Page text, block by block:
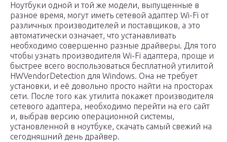
Ноутбуки одной и той же модели, выпущенные в
разное время, могут иметь сетевой адаптер Wi-Fi от
различных производителей и поставщиков, а это
автоматически означает, что устанавливать
необходимо совершенно разные драйверы. Для того
чтобы узнать производителя Wi-Fi адаптера, проще и
быстрее всего воспользоваться бесплатной утилитой
HWVendorDetection для Windows. Она не требует
установки, и её довольно просто найти на просторах
сети. После того как утилита покажет производителя
сетевого адаптера, необходимо перейти на его сайт
и, выбрав версию операционной системы,
установленной в ноутбуке, скачать самый свежий на
сегодняшний день драйвер.